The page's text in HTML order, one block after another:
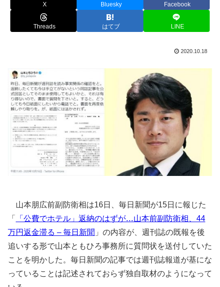
X Bluesky Facebook
Threads はてブ LINE
2020.10.18
山本朋広前副防衛相は16日、毎日新聞が15日に報じた
「
「公費でホテル」返納のはずが…山本前副防衛相、44
万円返金滞る – 毎日新聞 」の内容が、週刊誌の既報を後
追いする形で山本ともひろ事務所に質問状を送付していた
ことを明かした。毎日新聞の記事では週刊誌報道が基にな
っていることは記述されておらず独自取材のようになって